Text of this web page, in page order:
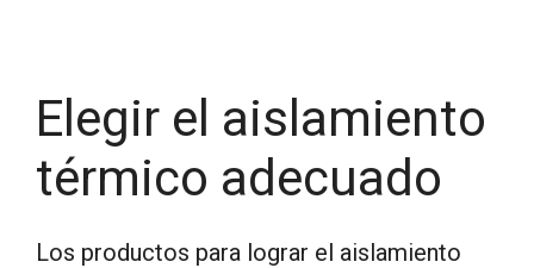
Elegir el aislamiento
térmico adecuado
Los productos para lograr el aislamiento